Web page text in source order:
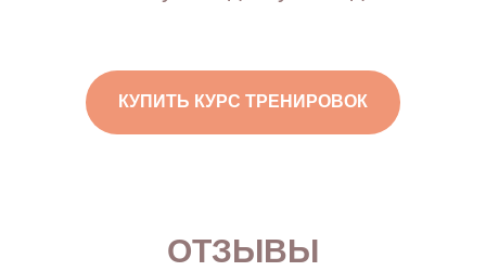
КУПИТЬ КУРС ТРЕНИРОВОК
ОТЗЫВЫ